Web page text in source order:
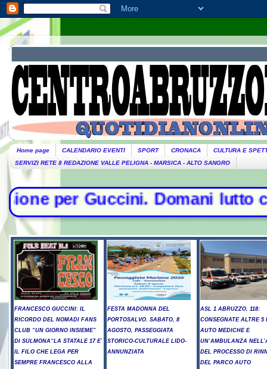
Home page CALENDARIO EVENTI SPORT CRONACA
CULTURA E
SERVIZI RETE 8 REDAZIONE VALLE PELIGNA - MARSICA - ALTO SANGRO
Domani lutto cittadino-
FRANCESCO GUCCINI: IL
RICORDO DEL NOMADI FANS
CLUB “UN GIORNO INSIEME”
DI SULMONA“LA STATALE 17 E’
IL FILO CHE LEGA PER
SEMPRE FRANCESCO ALLA
FESTA MADONNA DEL
PORTOSALVO. SABATO, 8
AGOSTO, PASSEGGIATA
STORICO-CULTURALE LIDO-
ANNUNZIATA
ASL 1 ABRUZZO, 118:
CONSEGNATE ALTRE 5
AUTO MEDICHE E
UN’AMBULANZA
DEL PROCESSO DI
DEL PARCO AUTO